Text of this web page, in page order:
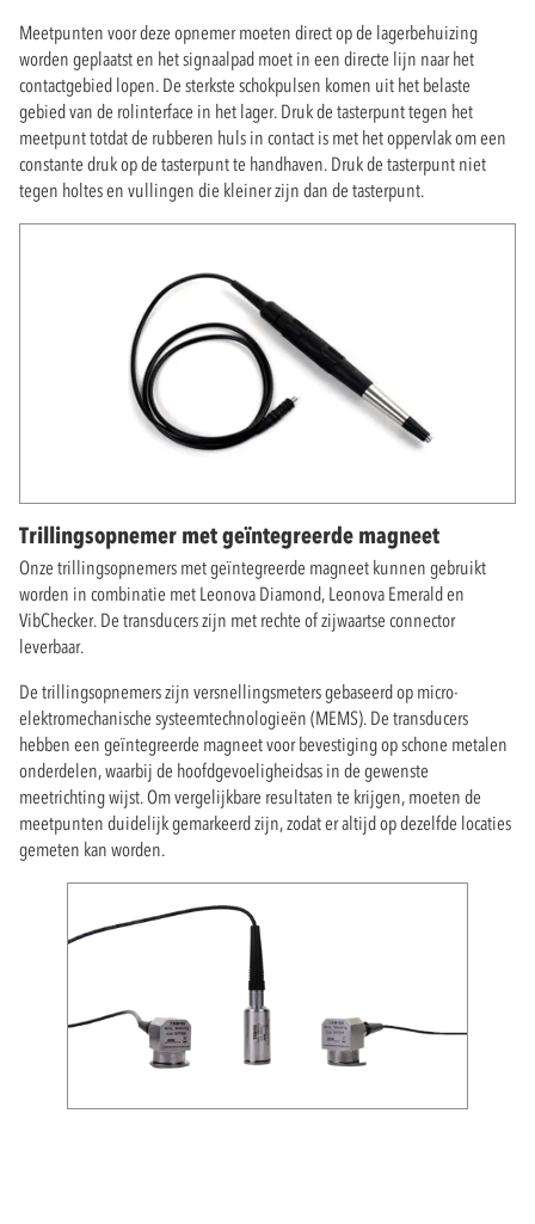
Meetpunten voor deze opnemer moeten direct op de lagerbehuizing
worden geplaatst en het signaalpad moet in een directe lijn naar het
contactgebied lopen. De sterkste schokpulsen komen uit het belaste
gebied van de rolinterface in het lager. Druk de tasterpunt tegen het
meetpunt totdat de rubberen huls in contact is met het oppervlak om een
constante druk op de tasterpunt te handhaven. Druk de tasterpunt niet
tegen holtes en vullingen die kleiner zijn dan de tasterpunt.
Trillingsopnemer met geïntegreerde magneet
Onze trillingsopnemers met geïntegreerde magneet kunnen gebruikt
worden in combinatie met Leonova Diamond, Leonova Emerald en
VibChecker. De transducers zijn met rechte of zijwaartse connector
leverbaar.
De trillingsopnemers zijn versnellingsmeters gebaseerd op micro-
elektromechanische systeemtechnologieën (MEMS). De transducers
hebben een geïntegreerde magneet voor bevestiging op schone metalen
onderdelen, waarbij de hoofdgevoeligheidsas in de gewenste
meetrichting wijst. Om vergelijkbare resultaten te krijgen, moeten de
meetpunten duidelijk gemarkeerd zijn, zodat er altijd op dezelfde locaties
gemeten kan worden.